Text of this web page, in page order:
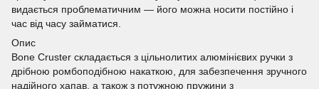
видається проблематичним — його можна носити постійно і
час від часу займатися.
Опис
Bone Cruster складається з цільнолитих алюмінієвих ручки з
дрібною ромбоподібною накаткою, для забезпечення зручного
надійного хапав, а також з потужною пружини з